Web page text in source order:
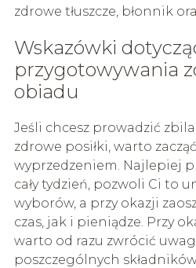
zdrowe tłuszcze, błonnik
Wskazówki
przygotowywania
obiadu
Jeśli chcesz prowadzić
zdrowe posiłki, warto
wyprzedzeniem. Najlepiej
cały tydzień, pozwoli Ci to
wyborów, a przy okazji
czas, jak i pieniądze. Przy
warto od razu zwrócić
poszczególnych